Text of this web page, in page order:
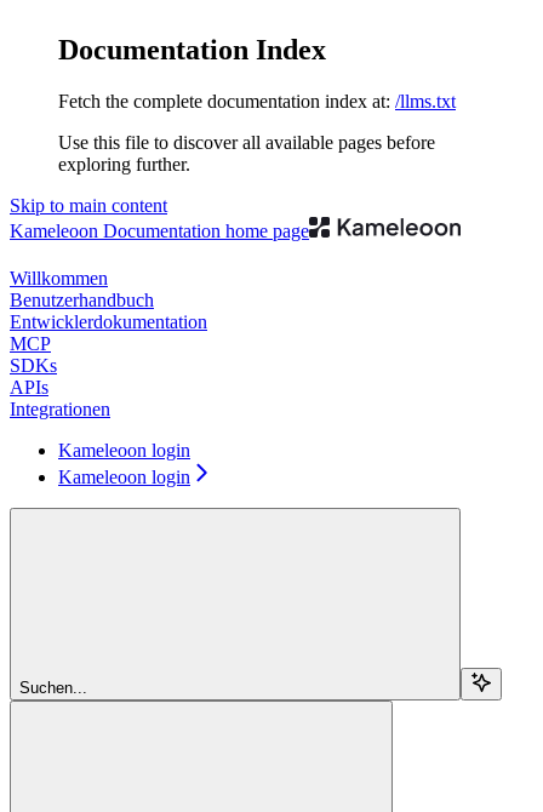
Documentation Index
Fetch the complete documentation index at: /llms.txt
Use this file to discover all available pages before
exploring further.
Skip to main content
Kameleoon Documentation home page
Willkommen
Benutzerhandbuch
Entwicklerdokumentation
MCP
SDKs
APIs
Integrationen
Kameleoon login
Kameleoon login
Suchen...